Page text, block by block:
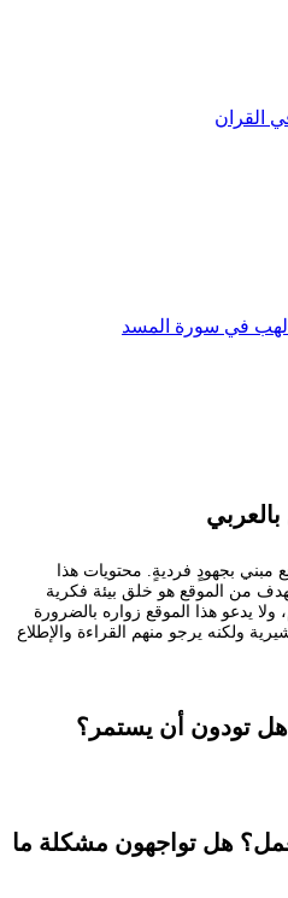
القران
لهب في سورة المسد
مبني بجهودٍ فرديةٍ. محتويات هذا
من الموقع هو خلق بيئة فكرية
ولا يدعو هذا الموقع زواره بالضرورة
ولكنه يرجو منهم القراءة والإطلاع
تودون أن يستمر؟
هل تواجهون مشكلة ما